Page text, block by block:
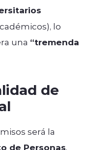
lo
una “tremenda
de
será la
de Personas,